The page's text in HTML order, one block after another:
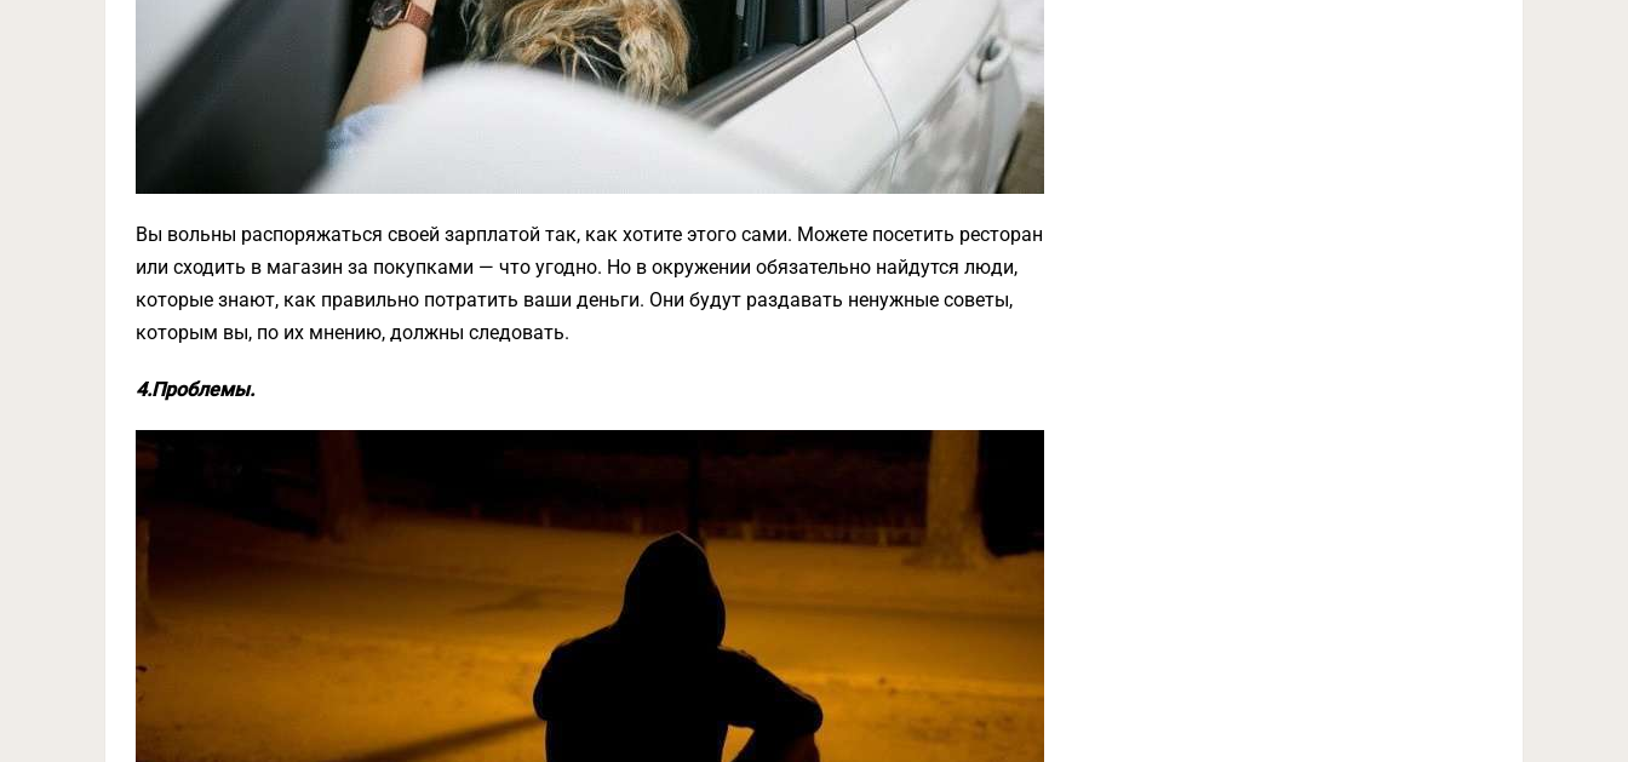
Вы вольны распоряжаться своей зарплатой так, как хотите этого сами. Можете посетить ресторан
или сходить в магазин за покупками — что угодно. Но в окружении обязательно найдутся люди,
которые знают, как правильно потратить ваши деньги. Они будут раздавать ненужные советы,
которым вы, по их мнению, должны следовать.
4.Проблемы.